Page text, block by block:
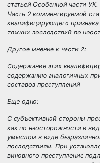
статьей Особенной части УК.
Часть 2 комментируемой
квалифицирующего признака
тяжких последствий по
Другое мнение к части 2:
Содержание этих
содержанию аналогичных
составов преступлений
Еще одно:
С субъективной стороны
как по неосторожности в
умыслом в виде
последствиям. При
виновного преступление